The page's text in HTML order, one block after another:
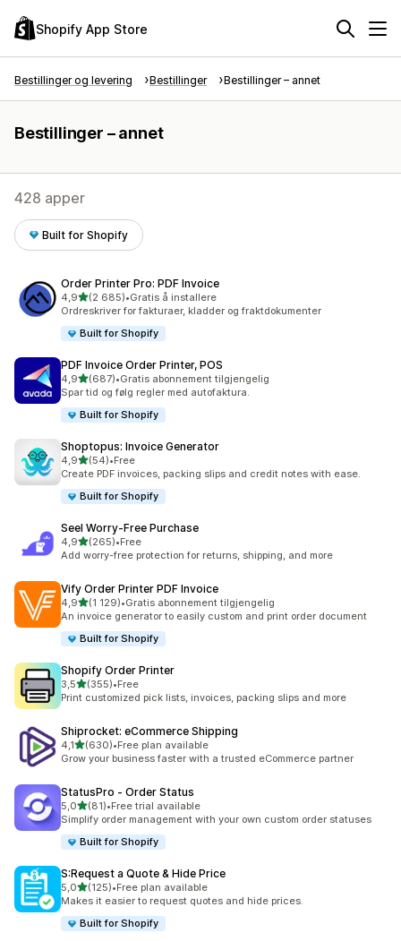
Shopify App Store
Bestillinger og levering Bestillinger Bestillinger – annet
Bestillinger – annet
428 apper
Built for Shopify
Order Printer Pro: PDF Invoice
4,9av 5 stjerner
(2 685)
Totalt 2685 omtaler
•Gratis å installere
Ordreskriver for fakturaer, kladder og fraktdokumenter
Built for Shopify
PDF Invoice Order Printer, POS
4,9av 5 stjerner
(687)
Totalt 687 omtaler
•Gratis abonnement tilgjengelig
Spar tid og følg regler med autofaktura.
Built for Shopify
Shoptopus: Invoice Generator
4,9av 5 stjerner
(54)
Totalt 54 omtaler
•Free
Create PDF invoices, packing slips and credit notes with ease.
Built for Shopify
Seel Worry‑Free Purchase
4,9av 5 stjerner
(265)
Totalt 265 omtaler
•Free
Add worry-free protection for returns, shipping, and more
Vify Order Printer PDF Invoice
4,9av 5 stjerner
(1 129)
Totalt 1129 omtaler
•Gratis abonnement tilgjengelig
An invoice generator to easily custom and print order document
Built for Shopify
Shopify Order Printer
3,5av 5 stjerner
(355)
Totalt 355 omtaler
•Free
Print customized pick lists, invoices, packing slips and more
Shiprocket: eCommerce Shipping
4,1av 5 stjerner
(630)
Totalt 630 omtaler
•Free plan available
Grow your business faster with a trusted eCommerce partner
StatusPro ‑ Order Status
5,0av 5 stjerner
(81)
Totalt 81 omtaler
•Free trial available
Simplify order management with your own custom order statuses
Built for Shopify
S:Request a Quote & Hide Price
5,0av 5 stjerner
(125)
Totalt 125 omtaler
•Free plan available
Makes it easier to request quotes and hide prices.
Built for Shopify